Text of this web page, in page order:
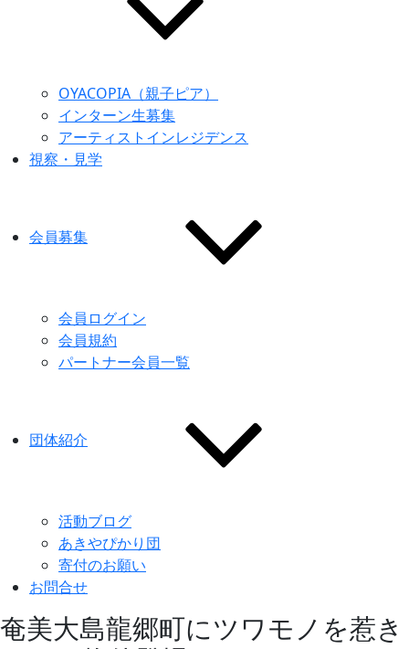
OYACOPIA（親子ピア）
インターン生募集
アーティストインレジデンス
視察・見学
会員募集
会員ログイン
会員規約
パートナー会員一覧
団体紹介
活動ブログ
あきやぴかり団
寄付のお願い
お問合せ
奄美大島龍郷町にツワモノを惹き